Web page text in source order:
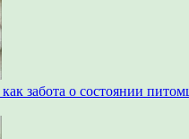
забота о состоянии